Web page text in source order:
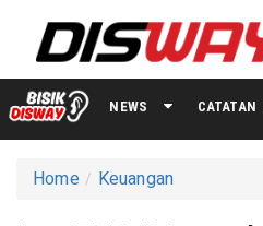
NEWS
Home Keuangan